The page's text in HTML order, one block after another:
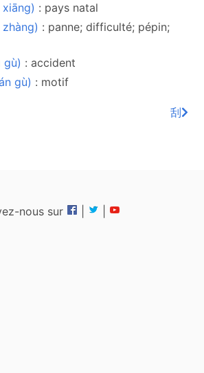
: pays natal
: panne; difficulté; pépin;
gù) : accident
gù) : motif
刮
nous sur